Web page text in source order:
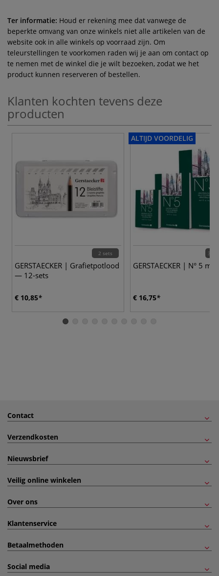
Ter informatie: Houd er rekening mee dat vanwege de
beperkte omvang van onze winkels niet alle artikelen van de
website ook in alle winkels op voorraad zijn. Om
teleurstellingen te voorkomen raden wij je aan om contact op
te nemen met de winkel die je wilt bezoeken, zodat we het
product kunnen reserveren of bestellen.
Klanten kochten tevens deze
producten
2 sets
GERSTAECKER | Grafietpotlood
— 12-sets
€ 10,85
ALTIJD VOORDELIG
3
GERSTAECKER | N° 5
€ 16,75
Contact
Verzendkosten
Nieuwsbrief
Veilig online winkelen
Over ons
Klantenservice
Betaalmethoden
Social media